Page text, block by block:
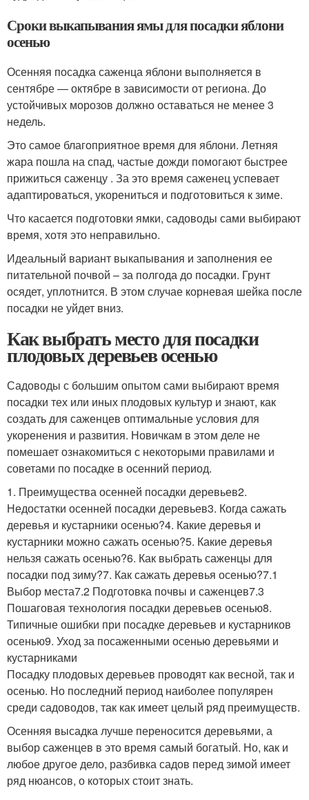
Сроки выкапывания ямы для посадки яблони
осенью
Осенняя посадка саженца яблони выполняется в
сентябре — октябре в зависимости от региона. До
устойчивых морозов должно оставаться не менее 3
недель.
Это самое благоприятное время для яблони. Летняя
жара пошла на спад, частые дожди помогают быстрее
прижиться саженцу . За это время саженец успевает
адаптироваться, укорениться и подготовиться к зиме.
Что касается подготовки ямки, садоводы сами выбирают
время, хотя это неправильно.
Идеальный вариант выкапывания и заполнения ее
питательной почвой – за полгода до посадки. Грунт
осядет, уплотнится. В этом случае корневая шейка после
посадки не уйдет вниз.
Как выбрать место для посадки
плодовых деревьев осенью
Садоводы с большим опытом сами выбирают время
посадки тех или иных плодовых культур и знают, как
создать для саженцев оптимальные условия для
укоренения и развития. Новичкам в этом деле не
помешает ознакомиться с некоторыми правилами и
советами по посадке в осенний период.
1. Преимущества осенней посадки деревьев2.
Недостатки осенней посадки деревьев3. Когда сажать
деревья и кустарники осенью?4. Какие деревья и
кустарники можно сажать осенью?5. Какие деревья
нельзя сажать осенью?6. Как выбрать саженцы для
посадки под зиму?7. Как сажать деревья осенью?7.1
Выбор места7.2 Подготовка почвы и саженцев7.3
Пошаговая технология посадки деревьев осенью8.
Типичные ошибки при посадке деревьев и кустарников
осенью9. Уход за посаженными осенью деревьями и
кустарниками
Посадку плодовых деревьев проводят как весной, так и
осенью. Но последний период наиболее популярен
среди садоводов, так как имеет целый ряд преимуществ.
Осенняя высадка лучше переносится деревьями, а
выбор саженцев в это время самый богатый. Но, как и
любое другое дело, разбивка садов перед зимой имеет
ряд нюансов, о которых стоит знать.